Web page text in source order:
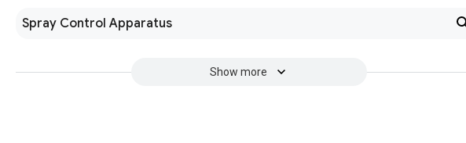
Spray Control Apparatus
Show more